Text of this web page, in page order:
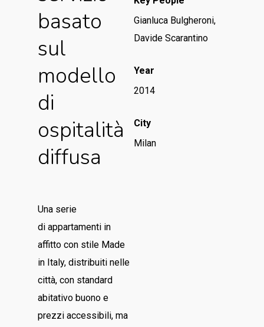
basato
sul
modello
di
ospitalità
diffusa
Una serie
di appartamenti in
affitto con stile Made
in Italy, distribuiti nelle
città, con standard
abitativo buono e
prezzi accessibili, ma
Gianluca Bulgheroni,
Davide Scarantino
Year
2014
City
Milan